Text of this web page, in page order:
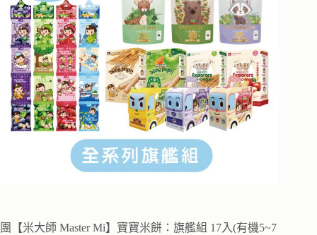
團【米大師 Master Mi】寶寶米餅：旗艦組 17入(有機5~7